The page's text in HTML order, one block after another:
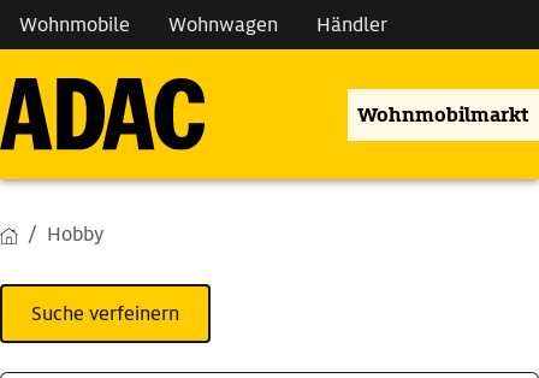
Wohnmobile Wohnwagen Händler
Wohnmobilmarkt
Hobby
Suche verfeinern